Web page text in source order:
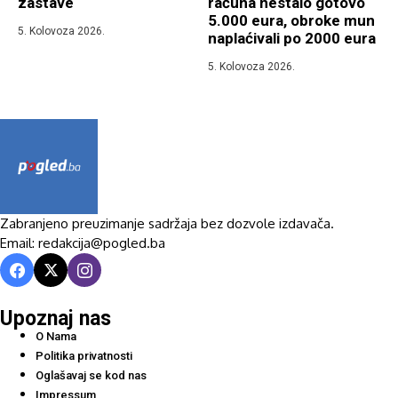
5. Kolovoza 2026.
5.000 eura, obroke mun
naplaćivali po 2000 eura
5. Kolovoza 2026.
Zabranjeno preuzimanje sadržaja bez dozvole izdavača.
Email: redakcija@pogled.ba
Upoznaj nas
O Nama
Politika privatnosti
Oglašavaj se kod nas
Impressum